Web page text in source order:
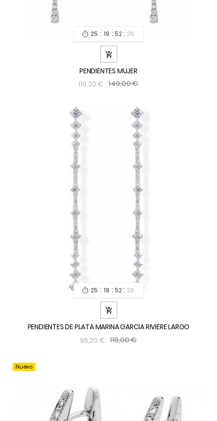
 25 : 19 : 52 : 24

PENDIENTES MUJER
119,20 € 149,00 €
 25 : 19 : 52 : 24

PENDIENTES DE PLATA MARINA GARCIA RIVIERE LARGO
95,20 € 119,00 €
Nuevo